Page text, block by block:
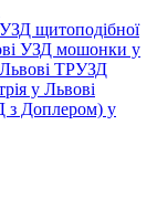
УЗД щитоподібної
УЗД мошонки у
ТРУЗД
у Львові
з Доплером) у